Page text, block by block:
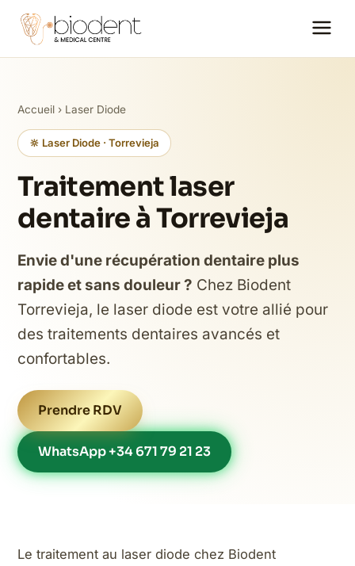
Accueil › Laser Diode
🔆 Laser Diode · Torrevieja
Traitement laser
dentaire à Torrevieja
Envie d'une récupération dentaire plus
rapide et sans douleur ? Chez Biodent
Torrevieja, le laser diode est votre allié pour
des traitements dentaires avancés et
confortables.
Prendre RDV
WhatsApp +34 671 79 21 23
Le traitement au laser diode chez Biodent